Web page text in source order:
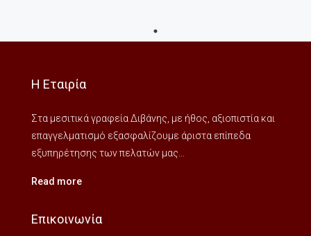
Η Εταιρία
Στα μεσιτικά γραφεία Διβάνης, με ήθος, αξιοπιστία και
επαγγελματισμό εξασφαλίζουμε άριστα επίπεδα
εξυπηρέτησης των πελατών μας...
Read more
Επικοινωνία